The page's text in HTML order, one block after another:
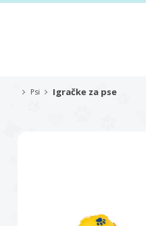
Psi Igračke za pse